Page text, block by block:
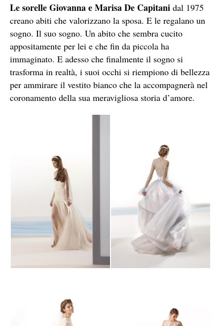
Le sorelle Giovanna e Marisa De Capitani dal 1975
creano abiti che valorizzano la sposa. E le regalano un
sogno. Il suo sogno. Un abito che sembra cucito
appositamente per lei e che fin da piccola ha
immaginato. E adesso che finalmente il sogno si
trasforma in realtà, i suoi occhi si riempiono di bellezza
per ammirare il vestito bianco che la accompagnerà nel
coronamento della sua meravigliosa storia d’amore.